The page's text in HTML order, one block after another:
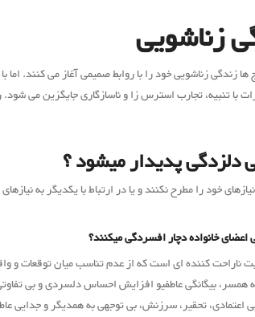
زناشویی
ها زندگی زناشویی خود را با روابط صمیمی آغاز می کنند.
با تنبیه، تجارب استرس زا و ناسازگاری جایگزین می
دلزدگی پدیدار میشود ؟
خود را مطرح نکنند و یا در ارتباط با یکدیگر به
خانواده دچار افسردگی میکنند؟
ناراحت کننده ای است که از عدم تناسب میان توقعات و
همسر، بیگانگی عاطفیو افزایش احساس دلسردی و بی
اعتمادی، تحقیر، سرزنش، بی توجهی به همدیگر و جدایی